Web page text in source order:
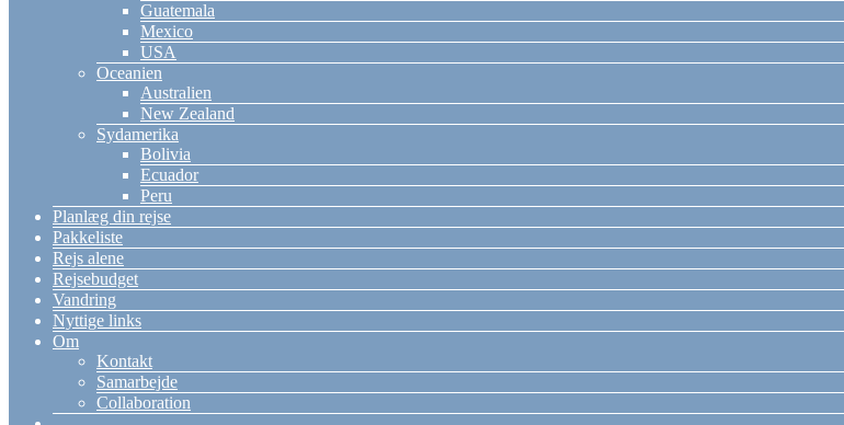
Guatemala
Mexico
USA
Oceanien
Australien
New Zealand
Sydamerika
Bolivia
Ecuador
Peru
Planlæg din rejse
Pakkeliste
Rejs alene
Rejsebudget
Vandring
Nyttige links
Om
Kontakt
Samarbejde
Collaboration